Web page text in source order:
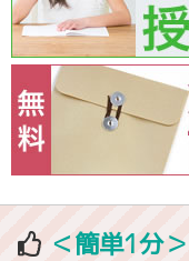
＜簡単1分＞